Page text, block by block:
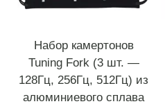
Набор камертонов
Tuning Fork ​​(3 шт. —
128Гц, 256Гц, 512Гц) из
алюминиевого сплава